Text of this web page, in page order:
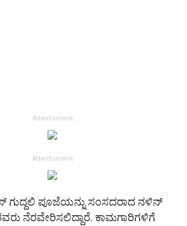
Advertisement
Advertisement
ಗುದ್ದಲಿ ಪೂಜೆಯನ್ನು ಸಂಸದರಾದ ನಳಿನ್
ನೆರವೇರಿಸಲಿದ್ದಾರೆ. ಕಾಮಗಾರಿಗಳಿಗೆ